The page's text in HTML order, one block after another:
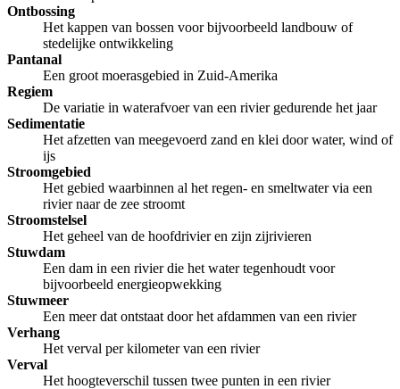
Ontbossing
Het kappen van bossen voor bijvoorbeeld landbouw of
stedelijke ontwikkeling
Pantanal
Een groot moerasgebied in Zuid-Amerika
Regiem
De variatie in waterafvoer van een rivier gedurende het jaar
Sedimentatie
Het afzetten van meegevoerd zand en klei door water, wind of
ijs
Stroomgebied
Het gebied waarbinnen al het regen- en smeltwater via een
rivier naar de zee stroomt
Stroomstelsel
Het geheel van de hoofdrivier en zijn zijrivieren
Stuwdam
Een dam in een rivier die het water tegenhoudt voor
bijvoorbeeld energieopwekking
Stuwmeer
Een meer dat ontstaat door het afdammen van een rivier
Verhang
Het verval per kilometer van een rivier
Verval
Het hoogteverschil tussen twee punten in een rivier